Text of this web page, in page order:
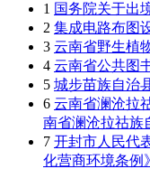
1 国务院关于出
2 集成电路布图
3 云南省野生植
4 云南省公共图
5 城步苗族自治
6 云南省澜沧拉
南省澜沧拉祜族
7 开封市人民代
化营商环境条例